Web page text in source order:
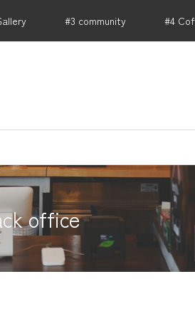
#3 community #4
office